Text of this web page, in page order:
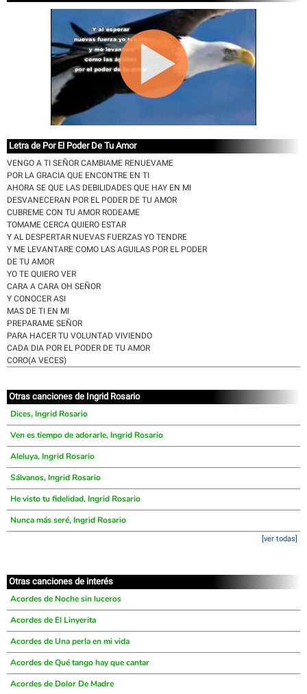
Letra de Por El Poder De Tu Amor
VENGO A TI SEÑOR CAMBIAME RENUEVAME
POR LA GRACIA QUE ENCONTRE EN TI
AHORA SE QUE LAS DEBILIDADES QUE HAY EN MI
DESVANECERAN POR EL PODER DE TU AMOR
CUBREME CON TU AMOR RODEAME
TOMAME CERCA QUIERO ESTAR
Y AL DESPERTAR NUEVAS FUERZAS YO TENDRE
Y ME LEVANTARE COMO LAS AGUILAS POR EL PODER
DE TU AMOR
YO TE QUIERO VER
CARA A CARA OH SEÑOR
Y CONOCER ASI
MAS DE TI EN MI
PREPARAME SEÑOR
PARA HACER TU VOLUNTAD VIVIENDO
CADA DIA POR EL PODER DE TU AMOR
CORO(A VECES)
Otras canciones de Ingrid Rosario
Dices, Ingrid Rosario
Ven es tiempo de adorarle, Ingrid Rosario
Aleluya, Ingrid Rosario
Sálvanos, Ingrid Rosario
He visto tu fidelidad, Ingrid Rosario
Nunca más seré, Ingrid Rosario
[ver todas]
Otras canciones de interés
Acordes de Noche sin luceros
Acordes de El Linyerita
Acordes de Una perla en mi vida
Acordes de Qué tango hay que cantar
Acordes de Dolor De Madre